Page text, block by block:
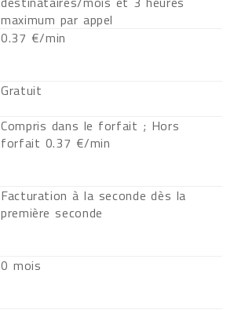
maximum par appel
0.37 €/min
Gratuit
Compris dans le forfait ; Hors
forfait 0.37 €/min
Facturation à la seconde dès la
première seconde
0 mois